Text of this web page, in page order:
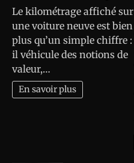
Le kilométrage affiché sur
une voiture neuve est bien
plus qu’un simple chiffre :
il véhicule des notions de
valeur,…
En savoir plus